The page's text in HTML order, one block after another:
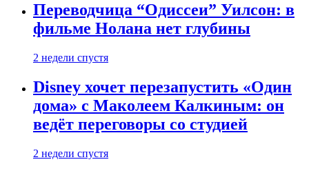
Переводчица “Одиссеи” Уилсон: в
фильме Нолана нет глубины
2 недели спустя
Disney хочет перезапустить «Один
дома» с Маколеем Калкиным: он
ведёт переговоры со студией
2 недели спустя